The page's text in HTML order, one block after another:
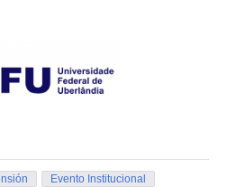
Evento Institucional